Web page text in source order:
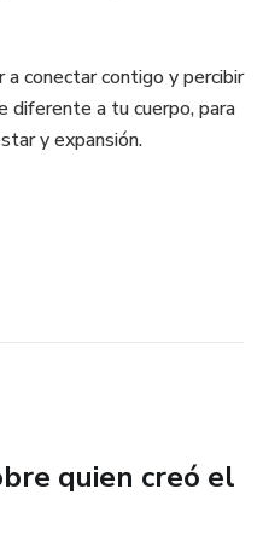
conectar contigo y percibir
diferente a tu cuerpo, para
y expansión.
quien creó el